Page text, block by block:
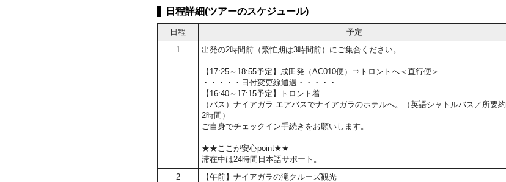
日程詳細(ツアーのスケジュール)
日程 予定
1
出発の2時間前（繁忙期は3時間前）にご集合ください。
【17:25～18:55予定】成田発（AC010便）⇒トロントへ＜直行便＞
・・・・・日付変更線通過・・・・・
【16:40～17:15予定】トロント着
（バス）ナイアガラ エアバスでナイアガラのホテルへ。（英語シャトルバス／所要約
2時間）
ご自身でチェックイン手続きをお願いします。
★★ここが安心point★★
滞在中は24時間日本語サポート。
2
【午前】ナイアガラの滝クルーズ観光